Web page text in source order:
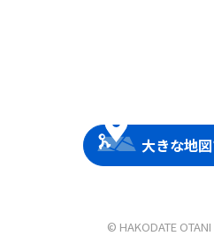
大きな地
© HAKODATE